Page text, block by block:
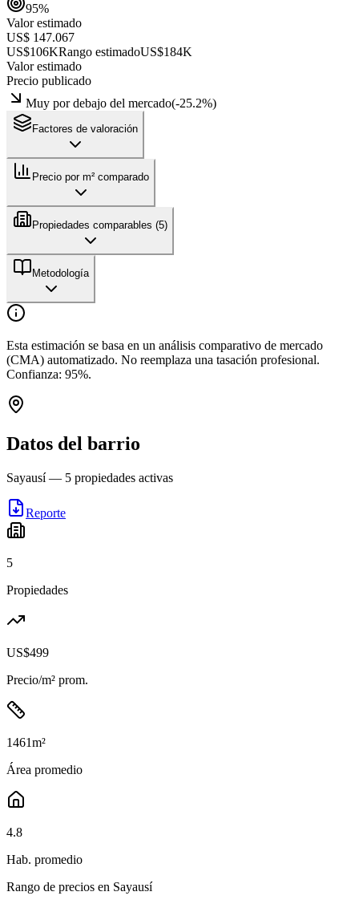
95%
Valor estimado
US$ 147.067
US$106KRango estimadoUS$184K
Valor estimado
Precio publicado
Muy por debajo del mercado(-25.2%)
Factores de valoración
Precio por m² comparado
Propiedades comparables (5)
Metodología
Esta estimación se basa en un análisis comparativo de mercado
(CMA) automatizado. No reemplaza una tasación profesional.
Confianza: 95%.
Datos del barrio
Sayausí— 5 propiedades activas
Reporte
5
Propiedades
US$499
Precio/m² prom.
1461m²
Área promedio
4.8
Hab. promedio
Rango de precios en Sayausí